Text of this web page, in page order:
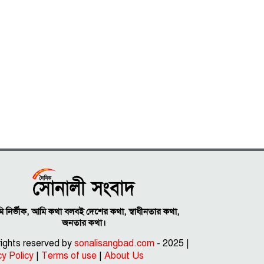
নির্ভীক, আমি কথা বলবই দেশের কথা, স্বাধীনতার কথা,
জনতার কথা।
reserved bysonalisangbad.com - 2025 |
Policy
Terms of use |About Us